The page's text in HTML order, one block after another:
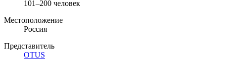
101–200 человек
Местоположение
Россия
Представитель
OTUS